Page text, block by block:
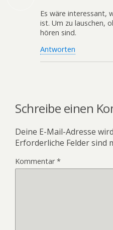
Es wäre interessant,
ist. Um zu lauschen,
hören sind.
Antworten
Schreibe einen
Deine E-Mail-Adresse
Erforderliche Felder sind
Kommentar*